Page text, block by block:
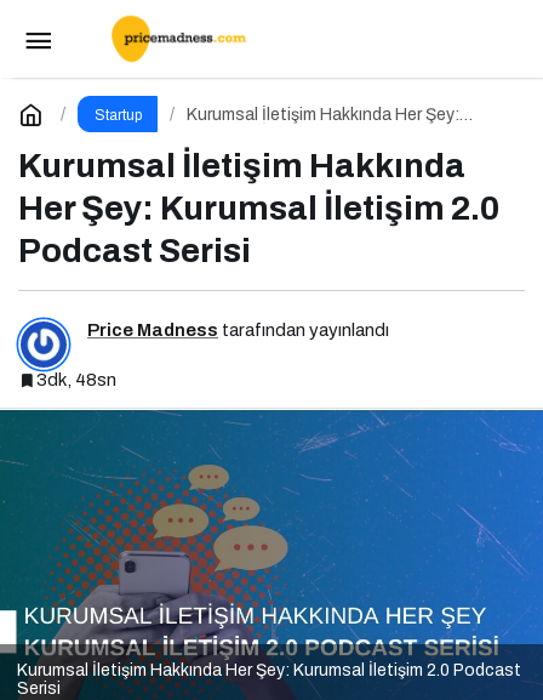
Startup
Kurumsal İletişim Hakkında Her Şey:
Kurumsal İletişim Hakkında
Her Şey: Kurumsal İletişim 2.0
Podcast Serisi
Price Madness tarafından yayınlandı
3dk, 48sn
Kurumsal İletişim Hakkında Her Şey: Kurumsal İletişim 2.0 Podcast
Serisi
Google I/O 2026 ve Ajan Ekonomisi:
Girişimcinin Yeni Rakibi Arama Kutusu
Yorum Yap